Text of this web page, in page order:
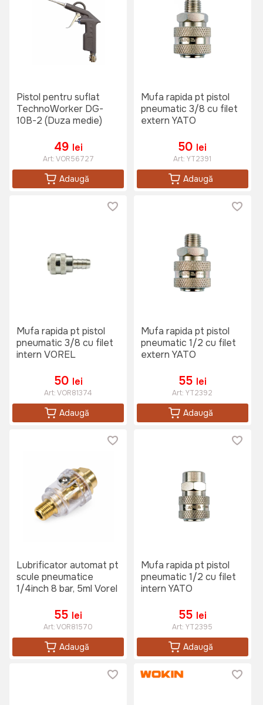
Pistol pentru suflat
TechnoWorker DG-
10B-2 (Duza medie)
49 lei
Art:VOR56727
Adaugă
Mufa rapida pt pistol
pneumatic 3/8 cu filet
extern YATO
50 lei
Art: YT2391
Adaugă
Mufa rapida pt pistol
pneumatic 3/8 cu filet
intern VOREL
50 lei
Art:VOR81374
Adaugă
Mufa rapida pt pistol
pneumatic 1/2 cu filet
extern YATO
55 lei
Art: YT2392
Adaugă
Lubrificator automat pt
scule pneumatice
1/4inch 8 bar, 5ml Vorel
55 lei
Art:VOR81570
Adaugă
Mufa rapida pt pistol
pneumatic 1/2 cu filet
intern YATO
55 lei
Art: YT2395
Adaugă